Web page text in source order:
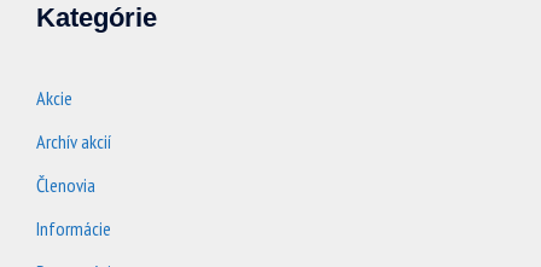
Kategórie
Akcie
Archív akcií
Členovia
Informácie